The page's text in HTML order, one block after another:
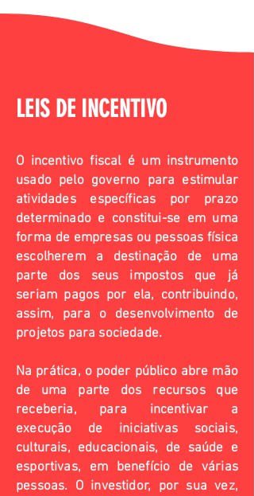
LEIS DE INCENTIVO
O incentivo fiscal é um instrumento
usado pelo governo para estimular
atividades específicas por prazo
determinado e constitui-se em uma
forma de empresas ou pessoas física
escolherem a destinação de uma
parte dos seus impostos que já
seriam pagos por ela, contribuindo,
assim, para o desenvolvimento de
projetos para sociedade.
Na prática, o poder público abre mão
de uma parte dos recursos que
receberia, para incentivar a
execução de iniciativas sociais,
culturais, educacionais, de saúde e
esportivas, em benefício de várias
pessoas. O investidor, por sua vez,